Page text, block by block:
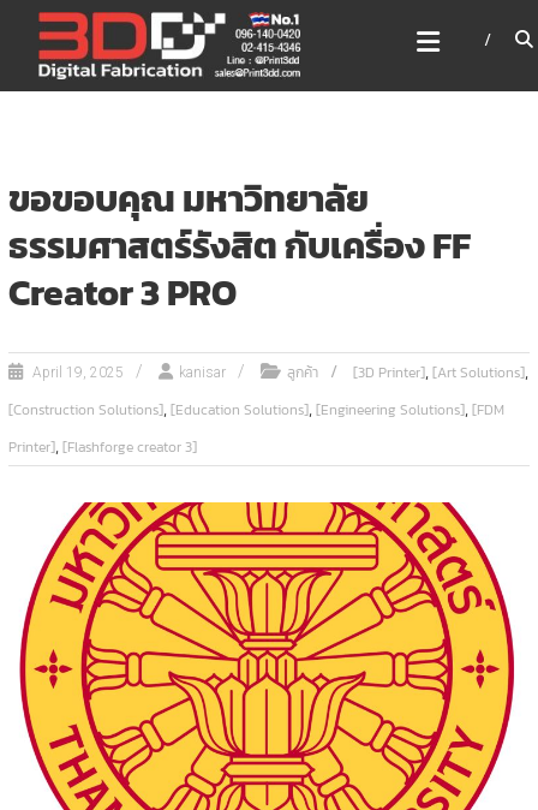
content
3DD DIGITAL FABRICATION
เครื่องพิมพ์3มิติ สแกนเนอร์
เลเซอร์
ขอขอบคุณ มหาวิทยาลัย
ธรรมศาสตร์รังสิต กับเครื่อง FF
Creator 3 PRO
April 19, 2025 kanisar ลูกค้า [3D Printer],[Art Solutions],
[Construction Solutions],[Education Solutions],[Engineering Solutions],[FDM
Printer],[Flashforge creator 3]